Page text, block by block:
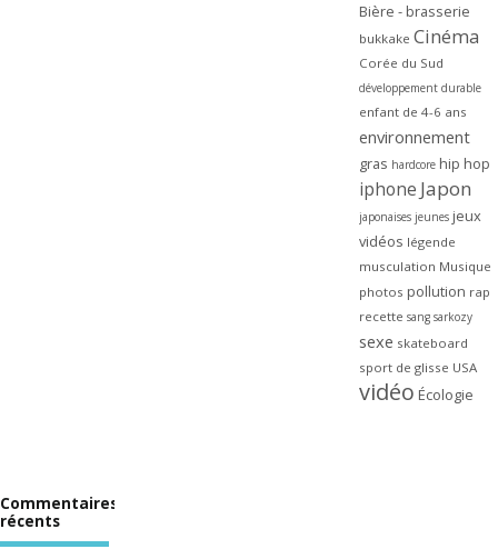
Bière - brasserie
bukkake Cinéma
Corée du Sud
développement durable
enfant de 4-6 ans
environnement
gras hardcore hip hop
iphone Japon
japonaises jeunes jeux
vidéos légende
musculation Musique
photos pollution rap
recette sang sarkozy
sexe skateboard
sport de glisse USA
vidéo Écologie
Commentaires
récents